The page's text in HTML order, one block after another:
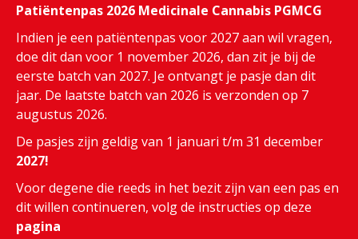
Patiëntenpas 2026 Medicinale Cannabis PGMCG
Indien je een patiëntenpas voor 2027 aan wil vragen,
doe dit dan voor 1 november 2026, dan zit je bij de
eerste batch van 2027. Je ontvangt je pasje dan dit
jaar. De laatste batch van 2026 is verzonden op 7
augustus 2026.
De pasjes zijn geldig van 1 januari t/m 31 december
2027!
Voor degene die reeds in het bezit zijn van een pas en
dit willen continueren, volg de instructies op deze
pagina